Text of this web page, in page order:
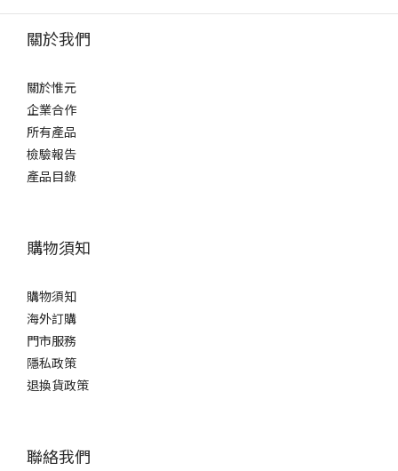
關於我們
關於惟元
企業合作
所有產品
檢驗報告
產品目錄
購物須知
購物須知
海外訂購
門市服務
隱私政策
退換貨政策
聯絡我們